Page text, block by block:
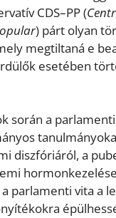
CDS–PP (
) párt olyan
megtiltaná e
esetében
során a
diszfóriáról, a
parlamenti vita a